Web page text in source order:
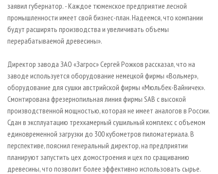
заявил губернатор. - Каждое тюменское предприятие лесной
промышленности имеет свой бизнес-план. Надеемся, что компании
будут расширять производства и увеличивать объемы
перерабатываемой древесины».
Директор завода ЗАО «Загрос» Сергей Рожков рассказал, что на
заводе используется оборудование немецкой фирмы «Вольмер»,
оборудование для сушки австрийской фирмы «Мюльбек-Вайничек».
Смонтирована фрезернопильная линия фирмы SAB с высокой
производственной мощностью, которая не имеет аналогов в России.
Сдан в эксплуатацию трехкамерный сушильный комплекс с объемом
единовременной загрузки до 300 кубометров пиломатериала. В
перспективе, пояснил генеральный директор, на предприятии
планируют запустить цех домостроения и цех по сращиванию
древесины, что позволит более эффективно использовать сырье.